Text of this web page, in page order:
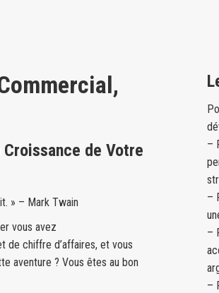
de Votre
» – Mark Twain
vous avez
de chiffre d’affaires, et vous
aventure ? Vous êtes au bon
–
–
–
–